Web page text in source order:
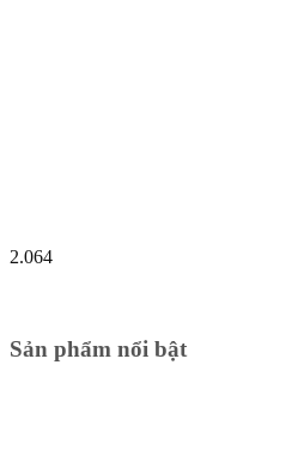
2.064
Sản phẩm nổi bật